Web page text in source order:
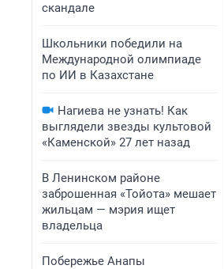
скандале
Школьники победили на
Международной олимпиаде
по ИИ в Казахстане
Нагиева не узнать! Как
выглядели звезды культовой
«Каменской» 27 лет назад
В Ленинском районе
заброшенная «Тойота» мешает
жильцам — мэрия ищет
владельца
Побережье Анапы